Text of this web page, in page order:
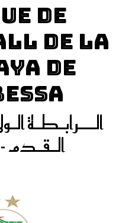
DE
DE LA
DE
الـــرابـطـة
الـقـدم